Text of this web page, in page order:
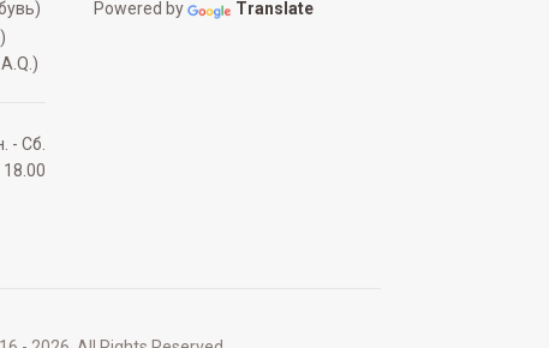
- Сб.
18.00
Powered by Translate